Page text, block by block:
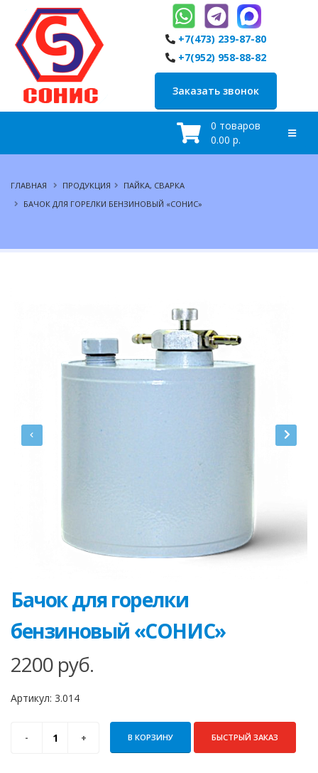
+7(473) 239-87-80
+7(952) 958-88-82
Заказать звонок
0 товаров
0.00 р.
ГЛАВНАЯ ПРОДУКЦИЯ
ПАЙКА, СВАРКА
БАЧОК ДЛЯ ГОРЕЛКИ БЕНЗИНОВЫЙ «СОНИС»
Бачок для горелки
бензиновый «СОНИС»
2200 руб.
Артикул: 3.014
В КОРЗИНУ БЫСТРЫЙ ЗАКАЗ